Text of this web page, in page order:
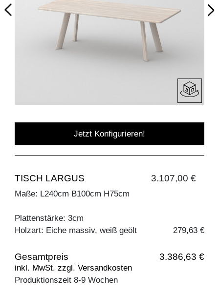
Jetzt Konfigurieren!
TISCH LARGUS 3.107,00 €
Maße: L240cm B100cm H75cm
Plattenstärke: 3cm
Holzart: Eiche massiv, weiß geölt
279,63 €
Gesamtpreis 3.386,63 €
inkl. MwSt. zzgl. Versandkosten
Produktionszeit 8-9 Wochen